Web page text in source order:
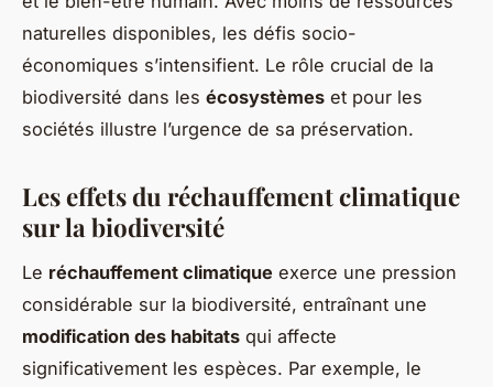
naturelles disponibles, les défis socio-
économiques s’intensifient. Le rôle crucial de la
biodiversité dans les écosystèmes et pour les
sociétés illustre l’urgence de sa préservation.
Les effets du réchauffement climatique
sur la biodiversité
Le réchauffement climatique exerce une pression
considérable sur la biodiversité, entraînant une
modification des habitats qui affecte
significativement les espèces. Par exemple, le